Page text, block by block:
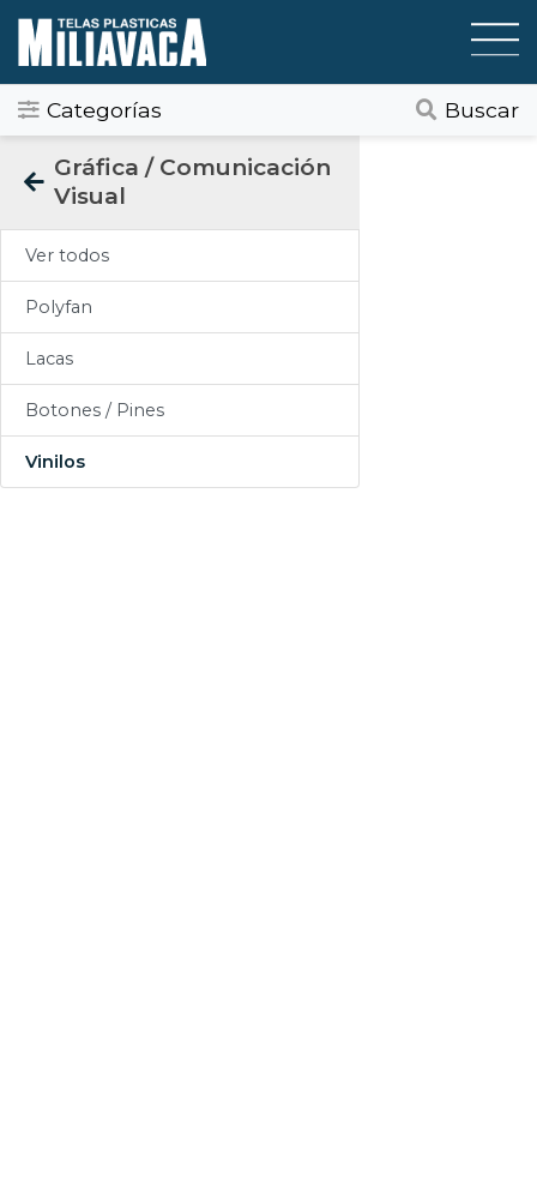
Categorías Buscar
Categorias
Todos
Gráfica / Comunicación Visual
Gráfica / Comunicación
Visual
Ver todos
Polyfan
Lacas
Botones / Pines
Vinilos
Tapicería
Telas Plásticas
Felpudos
Toldos